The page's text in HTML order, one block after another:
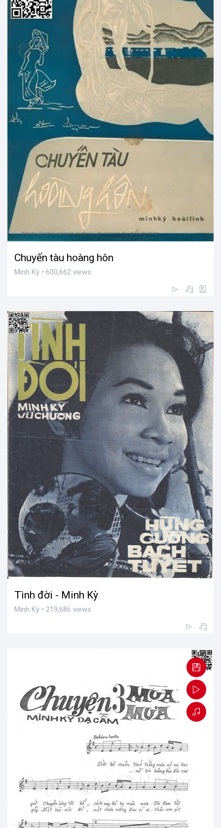
Chuyến tàu hoàng hôn
Minh Kỳ • 600,662 views
Tình đời - Minh Kỳ
Minh Kỳ • 219,686 views